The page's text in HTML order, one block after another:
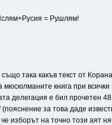
= Рушлям!
така какъв текст от
мюсюлманите книга при
делегация е бил прочетен
(пояснение за това даде
изборът на точно този аят